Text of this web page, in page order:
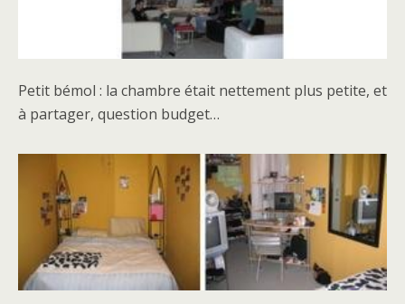
Petit bémol : la chambre était nettement plus petite, et
à partager, question budget…